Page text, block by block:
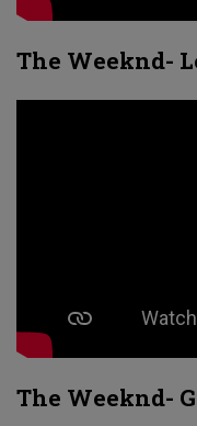
The Weeknd-
The Weeknd-